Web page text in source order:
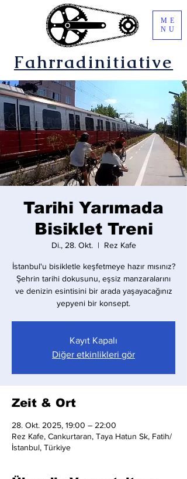
Fahrradinitiative
ME
NU
Tarihi Yarımada
Bisiklet Treni
Di., 28. Okt.
  |
Rez Kafe
İstanbul'u bisikletle keşfetmeye hazır mısınız?
Şehrin tarihi dokusunu, eşsiz manzaralarını
ve denizin esintisini bir arada yaşayacağınız
yepyeni bir konsept.
Kayıt Kapalı
Diğer etkinlikleri gör
Zeit & Ort
28. Okt. 2025, 19:00 – 22:00
Rez Kafe, Cankurtaran, Taya Hatun Sk, Fatih/
İstanbul, Türkiye